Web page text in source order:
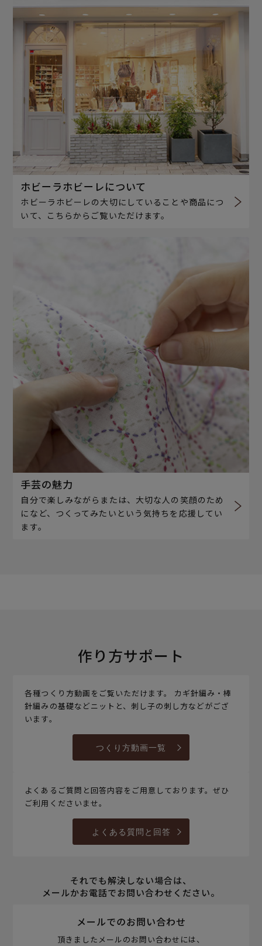
ホビーラホビーレについて
ホビーラホビーレの大切にしていることや商品につ
いて、こちらからご覧いただけます。
手芸の魅力
自分で楽しみながらまたは、大切な人の笑顔のため
になど、つくってみたいという気持ちを応援してい
ます。
作り方サポート
各種つくり方動画をご覧いただけます。 カギ針編み・棒
針編みの基礎などニットと、刺し子の刺し方などがござ
います。
つくり方動画一覧
よくあるご質問と回答内容をご用意しております。ぜひ
ご利用くださいませ。
よくある質問と回答
それでも解決しない場合は、
メールかお電話でお問い合わせください。
メールでのお問い合わせ
頂きましたメールのお問い合わせには、